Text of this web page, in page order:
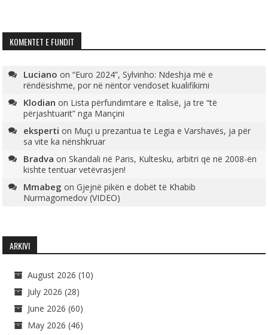
KOMENTET E FUNDIT
Luciano on“Euro 2024”, Sylvinho: Ndeshja më e
rëndësishme, por në nëntor vendoset kualifikimi
Klodian on Lista përfundimtare e Italisë, ja tre “të
përjashtuarit” nga Mançini
eksperti on Muçi u prezantua te Legia e Varshavës, ja për
sa vite ka nënshkruar
Bradva onSkandali në Paris, Kultesku, arbitri që në 2008-ën
kishte tentuar vetëvrasjen!
Mmabeg onGjejnë pikën e dobët të Khabib
Nurmagomedov (VIDEO)
ARKIVI
August 2026 (10)
July 2026 (28)
June 2026 (60)
May 2026 (46)